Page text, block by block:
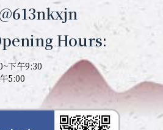
Hours:
下午9:30
5:00